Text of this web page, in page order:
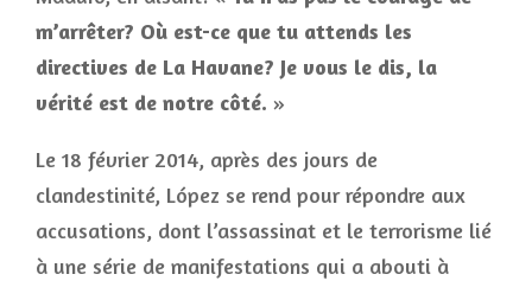
m’arrêter? Où est-ce que tu attends les
directives de La Havane? Je vous le dis, la
vérité est de notre côté. »
Le 18 février 2014, après des jours de
clandestinité, López se rend pour répondre aux
accusations, dont l’assassinat et le terrorisme lié
à une série de manifestations qui a abouti à